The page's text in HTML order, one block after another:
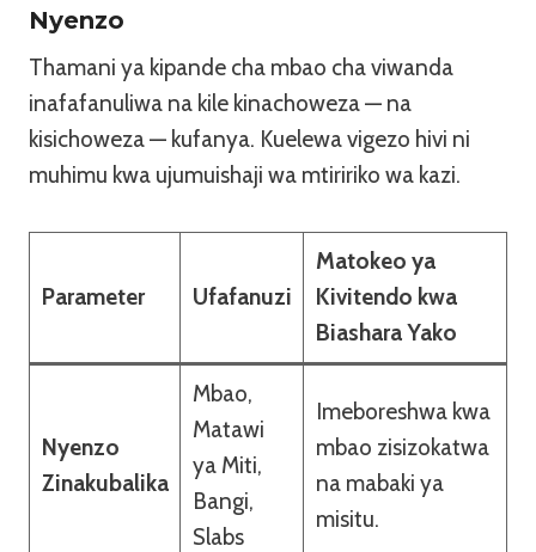
Nyenzo
Thamani ya kipande cha mbao cha viwanda
inafafanuliwa na kile kinachoweza — na
kisichoweza — kufanya. Kuelewa vigezo hivi ni
muhimu kwa ujumuishaji wa mtiririko wa kazi.
Parameter Ufafanuzi
Matokeo ya
Kivitendo kwa
Biashara Yako
Nyenzo
Zinakubalika
Mbao,
Matawi
ya Miti,
Bangi,
Slabs
Imeboreshwa kwa
mbao zisizokatwa
na mabaki ya
misitu.